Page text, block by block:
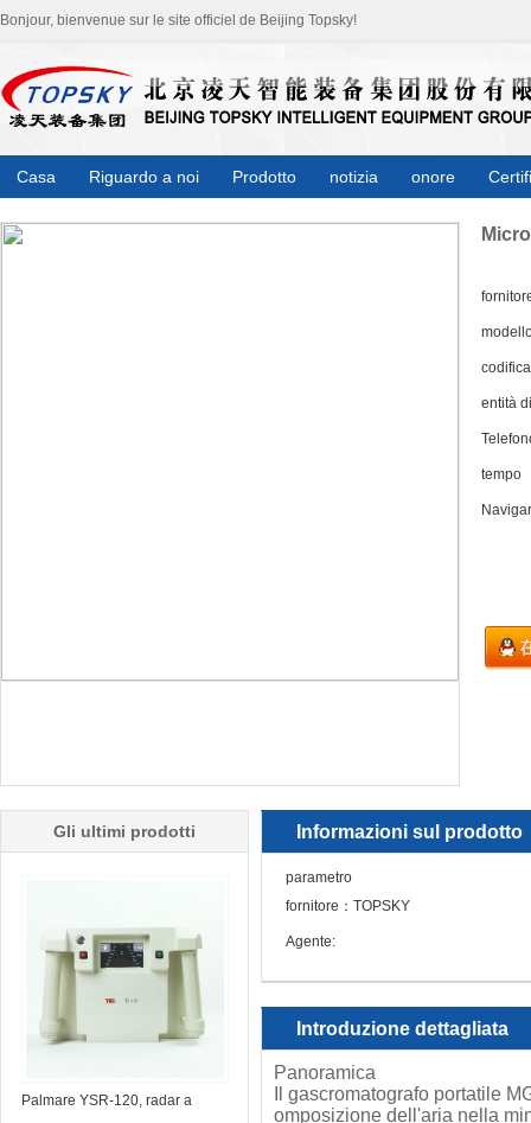
Bonjour, bienvenue sur le site officiel de Beijing Topsky!
Casa Riguardo a noi Prodotto notizia onore
codifica
entità
tempo
Gli ultimi prodotti
Palmare YSR-120, radar a
Informazioni sul prodotto
parametro
fornitore：TOPSKY
Agente:
Introduzione dettagliata
Panoramica
Il gascromatografo portatile
omposizione dell'aria nella